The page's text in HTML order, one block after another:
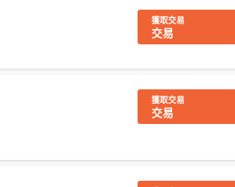
獲取交易
交易
獲取交易
交易